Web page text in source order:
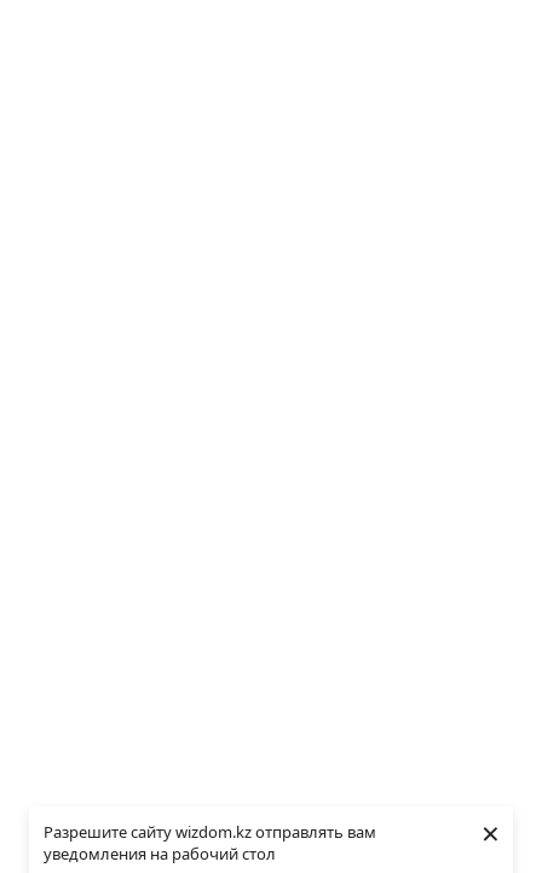
Разрешите сайту wizdom.kz отправлять вам
уведомления на рабочий стол
×